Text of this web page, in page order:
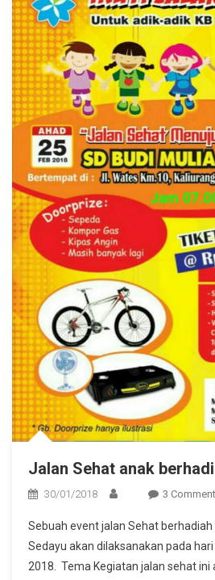
Jalan Sehat anak
30/01/2018 3
Sebuah event jalan Sehat berhadiah
Sedayu akan dilaksanakan pada
2018. Tema Kegiatan jalan sehat ini